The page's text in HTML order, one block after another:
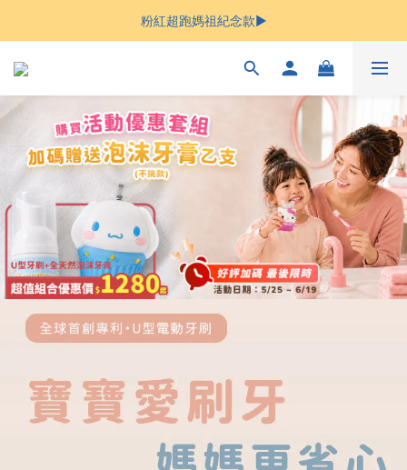
Welcome
Welcome
母親節限定$999免運 立即下單 ▶︎
Welcome